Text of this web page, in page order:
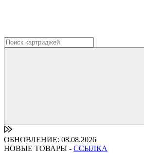
ОБНОВЛЕНИЕ: 08.08.2026
НОВЫЕ ТОВАРЫ - ССЫЛКА